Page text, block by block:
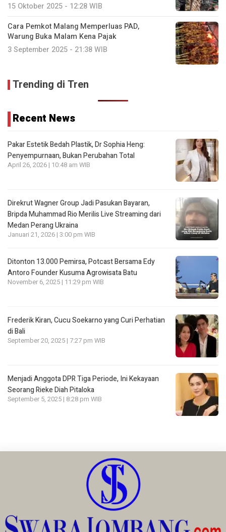
15 Oktober 2025 - 12:28 WIB
Cara Pemkot Malang Memperluas PAD,
Warung Buka Malam Kena Pajak
3 September 2025 - 21:38 WIB
Trending di Tren
Recent News
Pakar Estetik Bedah Plastik, Dr Sophia Heng:
Penyempurnaan, Bukan Perubahan Total
April 26, 2026 | 10:48 am WIB
Direkrut Wagner Group Jadi Pasukan Bayaran,
Bripda Muhammad Rio Merilis Live Streaming dari
Medan Perang Ukraina
Januari 21, 2026 | 3:00 pm WIB
Ditonton 13.000 Pemirsa, Potcast Bersama Edy
Antoro Founder Kusuma Agrowisata Batu
November 6, 2025 | 11:29 pm WIB
Frederik Kiran, Cucu Soekarno yang Curi Perhatian
di Bali
September 20, 2025 | 7:27 pm WIB
Menjadi Anggota DPR Tiga Periode, Ini Kekayaan
Seorang Rieke Diah Pitaloka
September 5, 2025 | 8:28 pm WIB